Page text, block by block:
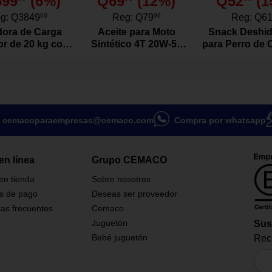
K ideal para espacios
luz blanca brillante.
E27 compatible con la
y sockets.
integrada que brinda hasta
Q384900
de Carga
de 20 kg con
Reg: Q7999
Aceite para Moto
Sintético 4T 20W-50
Reg: Q61
Snack
para Perro de
cemacoparaempresas@cemaco.com Compra por whatsapp
línea
tienda
de pago
frecuentes
Grupo CEMACO
Sobre nosotros
Deseas ser proveedor
Cemaco
Juguetón
Bebé juguetón